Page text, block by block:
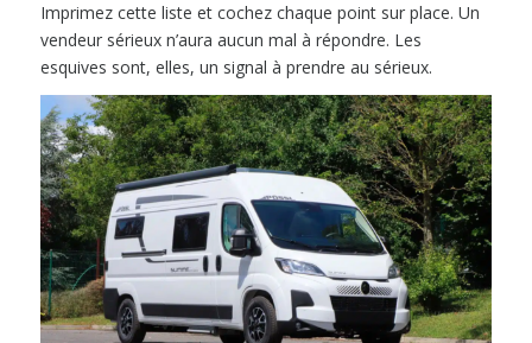
Imprimez cette liste et cochez chaque point sur place. Un
vendeur sérieux n’aura aucun mal à répondre. Les
esquives sont, elles, un signal à prendre au sérieux.